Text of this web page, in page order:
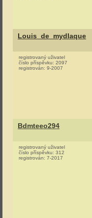
Louis_de_mydlaque
registrovaný uživatel
číslo příspěvku: 2097
registrován: 9-2007
Bdmteeo294
registrovaný uživatel
číslo příspěvku: 312
registrován: 7-2017